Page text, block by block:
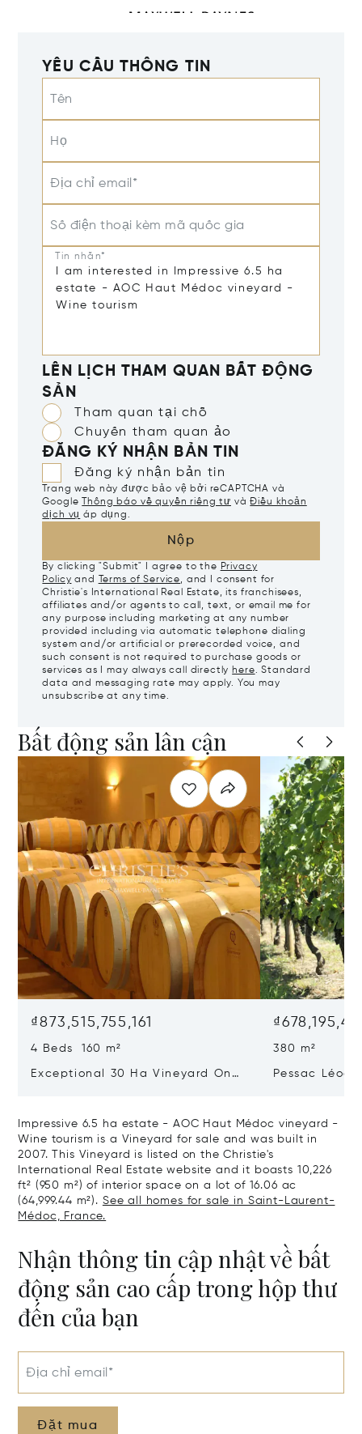
YÊU CẦU THÔNG TIN
Tên
Họ
Địa chỉ email*
Số điện thoại kèm mã quốc gia
Tin nhắn*
LÊN LỊCH THAM QUAN BẤT ĐỘNG
SẢN
Tham quan tại chỗ
Chuyến tham quan ảo
ĐĂNG KÝ NHẬN BẢN TIN
Đăng ký nhận bản tin
Trang web này được bảo vệ bởi reCAPTCHA và
Google
Thông báo về quyền riêng tư vàĐiều khoản
dịch vụ áp dụng.
Nộp
By clicking "Submit" I agree to the Privacy
Policy and Terms of Service, and I consent for
Christie's International Real Estate, its franchisees,
affiliates and/or agents to call, text, or email me for
any purpose including marketing at any number
provided including via automatic telephone dialing
system and/or artificial or prerecorded voice, and
such consent is not required to purchase goods or
services as I may always call directly here. Standard
data and messaging rate may apply. You may
unsubscribe at any time.
Bất động sản lân cận
₫873,515,755,161
4 Beds 160 m²
Exceptional 30 Ha Vineyard On
380 m²
Pessac
Impressive 6.5 ha estate - AOC Haut Médoc vineyard -
Wine tourism is a Vineyard for sale and was built in
2007. This Vineyard is listed on the Christie's
International Real Estate website and it boasts 10,226
ft² (950 m²) of interior space on a lot of 16.06 ac
(64,999.44 m²). See all homes for sale in Saint-Laurent-
Médoc, France.
Nhận thông tin cập nhật về bất
động sản cao cấp trong hộp thư
đến của bạn
Địa chỉ email*
Đặt mua